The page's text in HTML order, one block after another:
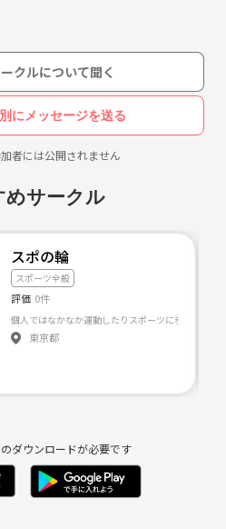
⚠️
動をする方、運営側の指示に従ってい
としてふさわしくないと判断した方
います。
クルについて聞く
にメッセージを送る
者には公開されません
めサークル
スポの輪
スポーツ全般
評価 0件
個人ではなかなか運動したりスポーツに参加した
東京都
ダウンロードが必要です